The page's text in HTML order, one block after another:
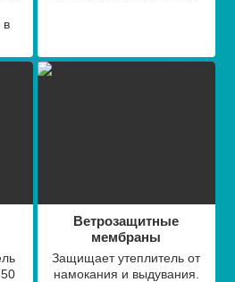
в
Ветрозащитные
мембраны
Защищает утеплитель от
намокания и выдувания.